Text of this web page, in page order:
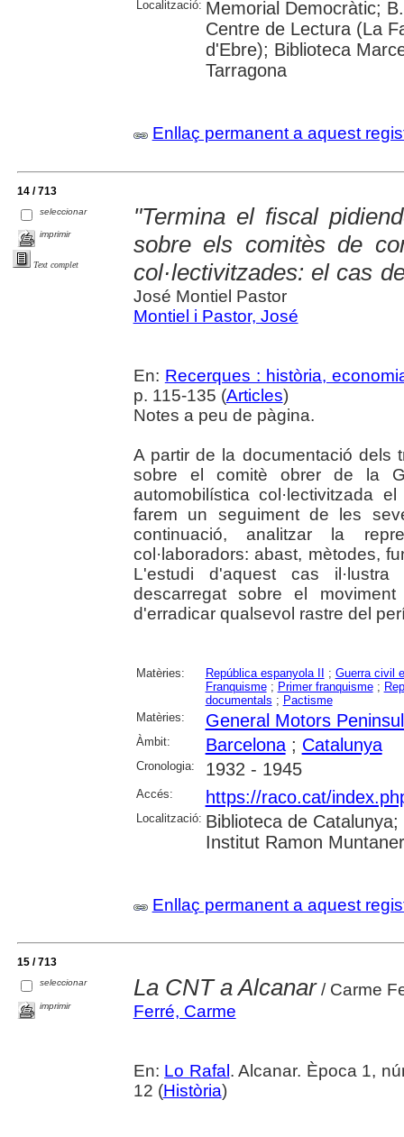
Localització: Memorial Democràtic;
Centre de Lectura (La
d'Ebre); Biblioteca
Tarragona
Enllaç permanent a aquest
14 / 713
seleccionar
imprimir
Text complet
"Termina el fiscal
sobre els comitès de
col·lectivitzades: el cas
José Montiel Pastor
Montiel i Pastor, José
En: Recerques : història,
p. 115-135 (Articles)
Notes a peu de pàgina.
A partir de la documentació dels
sobre el comitè obrer de la
automobilística col·lectivitzada
farem un seguiment de les
continuació, analitzar la
col·laboradors: abast, mètodes,
L'estudi d'aquest cas
descarregat sobre el
d'erradicar qualsevol rastre del
Matèries: República espanyola II ; Guerra civil
Franquisme; Primer franquisme;
documentals ; Pactisme
Matèries:
General Motors
Àmbit: Barcelona; Catalunya
Cronologia: 1932 - 1945
Accés: https://raco.cat/
Localització: Biblioteca de
Institut Ramon
Enllaç permanent a aquest
15 / 713
seleccionar
imprimir
La CNT a Alcanar/ Carme
Ferré, Carme
En: Lo Rafal. Alcanar. Època 1,
12 (Història)